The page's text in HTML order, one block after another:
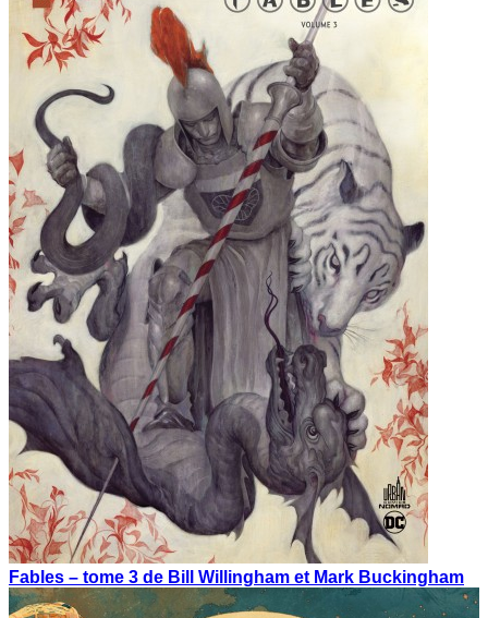
Fables – tome 3 de Bill Willingham et Mark Buckingham